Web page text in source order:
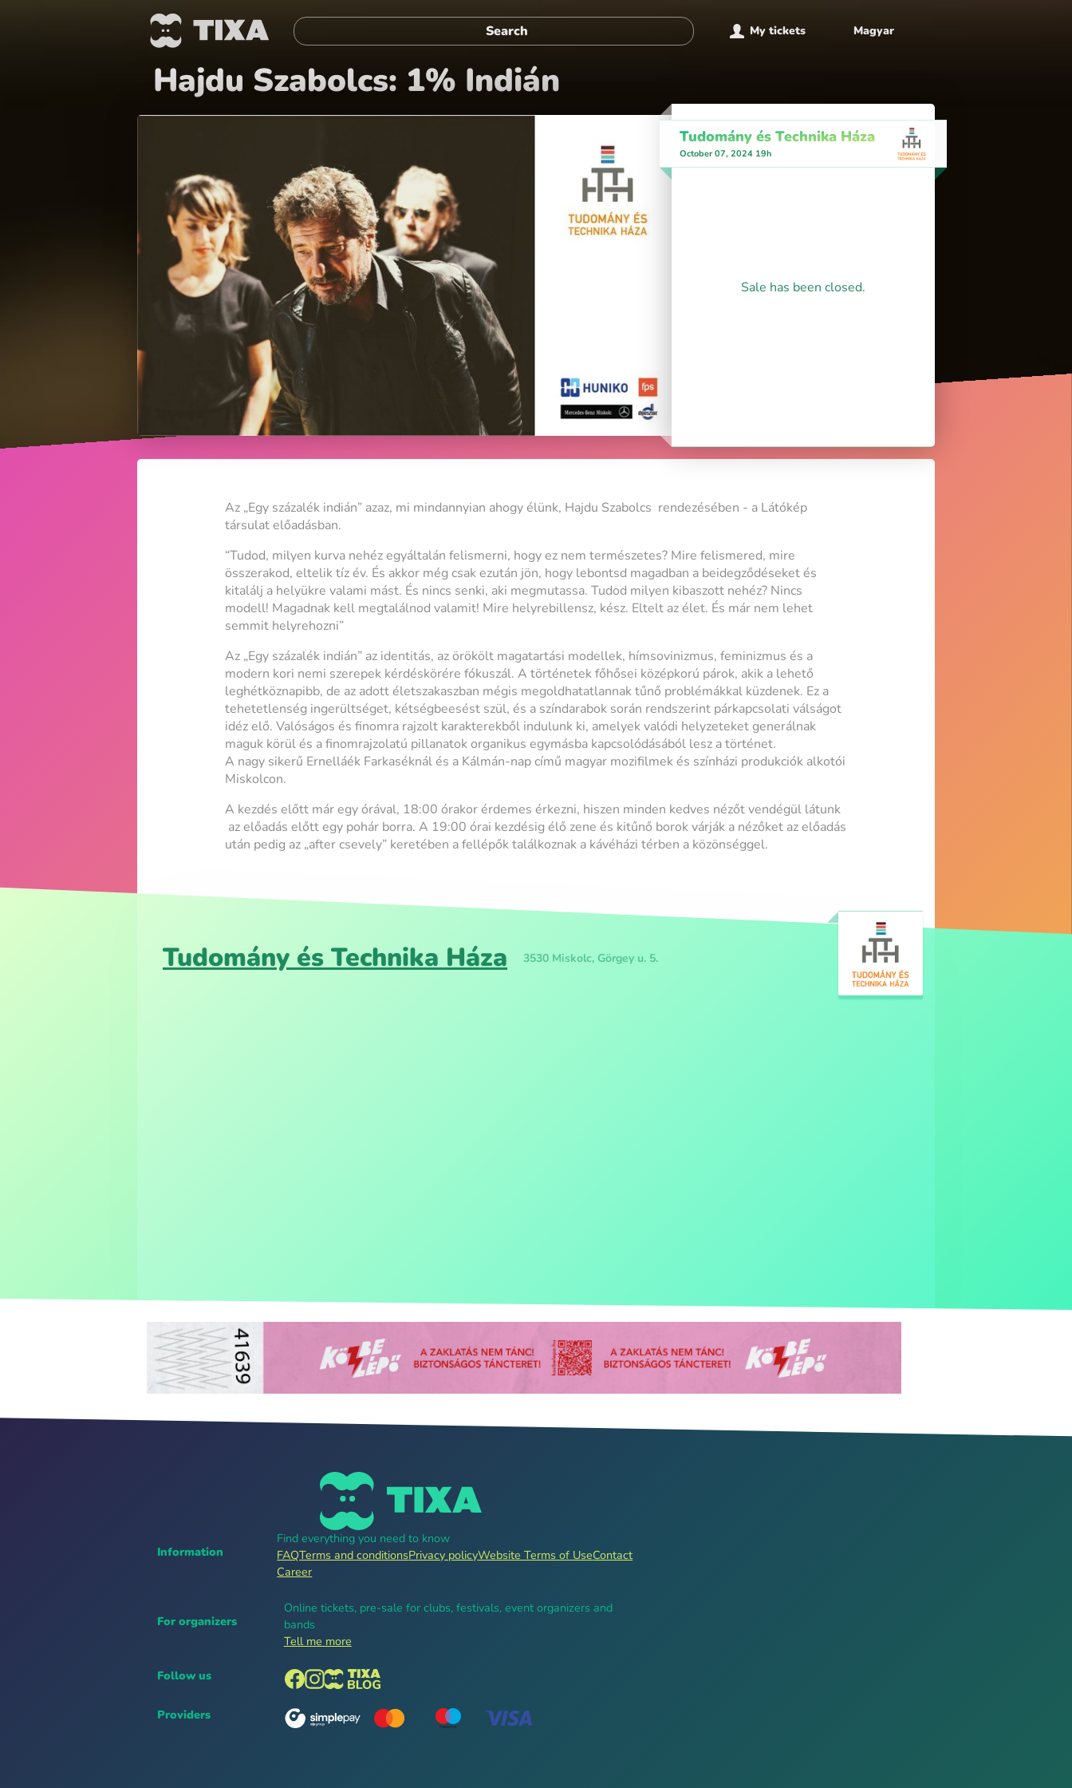
My tickets Magyar
Hajdu Szabolcs: 1% Indián
Tudomány és Technika Háza
October 07, 2024 19h
Sale has been closed.
Az „Egy százalék indián” azaz, mi mindannyian ahogy élünk, Hajdu Szabolcs rendezésében - a Látókép
társulat előadásban.
“Tudod, milyen kurva nehéz egyáltalán felismerni, hogy ez nem természetes? Mire felismered, mire
összerakod, eltelik tíz év. És akkor még csak ezután jön, hogy lebontsd magadban a beidegződéseket és
kitalálj a helyükre valami mást. És nincs senki, aki megmutassa. Tudod milyen kibaszott nehéz? Nincs
modell! Magadnak kell megtalálnod valamit! Mire helyrebillensz, kész. Eltelt az élet. És már nem lehet
semmit helyrehozni”
Az „Egy százalék indián” az identitás, az örökölt magatartási modellek, hímsovinizmus, feminizmus és a
modern kori nemi szerepek kérdéskörére fókuszál. A történetek főhősei középkorú párok, akik a lehető
leghétköznapibb, de az adott életszakaszban mégis megoldhatatlannak tűnő problémákkal küzdenek. Ez a
tehetetlenség ingerültséget, kétségbeesést szül, és a színdarabok során rendszerint párkapcsolati válságot
idéz elő. Valóságos és finomra rajzolt karakterekből indulunk ki, amelyek valódi helyzeteket generálnak
maguk körül és a finomrajzolatú pillanatok organikus egymásba kapcsolódásából lesz a történet.
A nagy sikerű Ernelláék Farkaséknál és a Kálmán-nap című magyar mozifilmek és színházi produkciók alkotói
Miskolcon.
A kezdés előtt már egy órával, 18:00 órakor érdemes érkezni, hiszen minden kedves nézőt vendégül látunk
az előadás előtt egy pohár borra. A 19:00 órai kezdésig élő zene és kitűnő borok várják a nézőket az előadás
után pedig az „after csevely” keretében a fellépők találkoznak a kávéházi térben a közönséggel.
Tudomány és Technika Háza 3530 Miskolc, Görgey u. 5.
Information
Find everything you need to know
FAQTerms and conditionsPrivacy policyWebsite Terms of UseContact
Career
For organizers
Online tickets, pre-sale for clubs, festivals, event organizers and
bands
Tell me more
Follow us
Providers